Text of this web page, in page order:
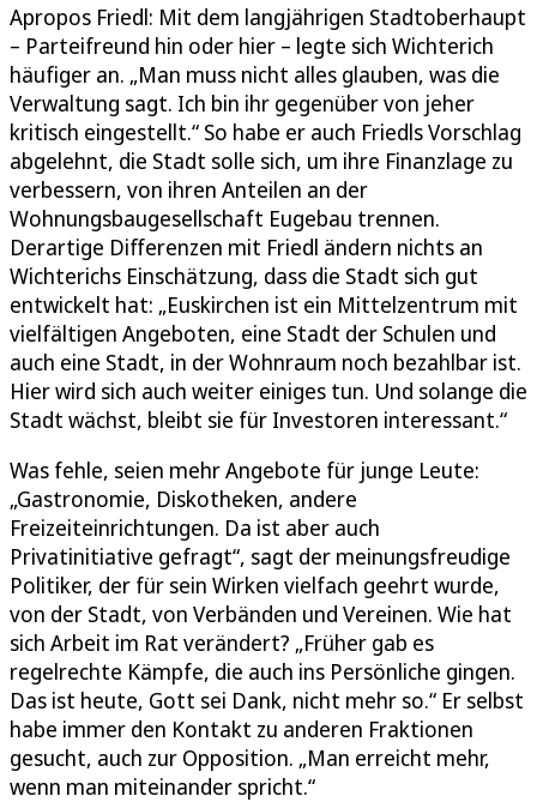
Apropos Friedl: Mit dem langjährigen Stadtoberhaupt
– Parteifreund hin oder hier – legte sich Wichterich
häufiger an. „Man muss nicht alles glauben, was die
Verwaltung sagt. Ich bin ihr gegenüber von jeher
kritisch eingestellt.“ So habe er auch Friedls Vorschlag
abgelehnt, die Stadt solle sich, um ihre Finanzlage zu
verbessern, von ihren Anteilen an der
Wohnungsbaugesellschaft Eugebau trennen.
Derartige Differenzen mit Friedl ändern nichts an
Wichterichs Einschätzung, dass die Stadt sich gut
entwickelt hat: „Euskirchen ist ein Mittelzentrum mit
vielfältigen Angeboten, eine Stadt der Schulen und
auch eine Stadt, in der Wohnraum noch bezahlbar ist.
Hier wird sich auch weiter einiges tun. Und solange die
Stadt wächst, bleibt sie für Investoren interessant.“
Was fehle, seien mehr Angebote für junge Leute:
„Gastronomie, Diskotheken, andere
Freizeiteinrichtungen. Da ist aber auch
Privatinitiative gefragt“, sagt der meinungsfreudige
Politiker, der für sein Wirken vielfach geehrt wurde,
von der Stadt, von Verbänden und Vereinen. Wie hat
sich Arbeit im Rat verändert? „Früher gab es
regelrechte Kämpfe, die auch ins Persönliche gingen.
Das ist heute, Gott sei Dank, nicht mehr so.“ Er selbst
habe immer den Kontakt zu anderen Fraktionen
gesucht, auch zur Opposition. „Man erreicht mehr,
wenn man miteinander spricht.“